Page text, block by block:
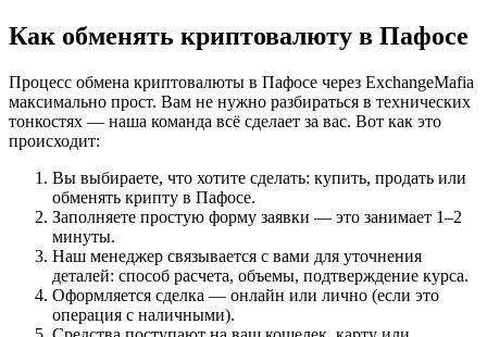
Как обменять криптовалюту в Пафосе
Процесс обмена криптовалюты в Пафосе через ExchangeMafia
максимально прост. Вам не нужно разбираться в технических
тонкостях — наша команда всё сделает за вас. Вот как это
происходит:
Вы выбираете, что хотите сделать: купить, продать или
обменять крипту в Пафосе.
Заполняете простую форму заявки — это занимает 1–2
минуты.
Наш менеджер связывается с вами для уточнения
деталей: способ расчета, объемы, подтверждение курса.
Оформляется сделка — онлайн или лично (если это
операция с наличными).